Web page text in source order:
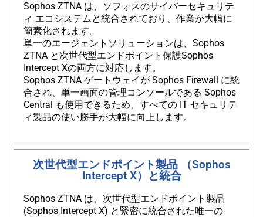
Sophos ZTNA は、ソフォスのサイバーセキュリテ
ィ エコシステムと統合されており、作業が大幅に
簡素化されます。
単一のエージェントソリューションは、Sophos
ZTNA と次世代型エンドポイント保護Sophos
Intercept Xの両方に対応します。
Sophos ZTNA ゲートウェイが Sophos Firewall に統
合され、単一画面の管理コンソールである Sophos
Central も使用できるため、すべての IT セキュリテ
ィ製品の使い勝手が大幅に向上します。
次世代型エンドポイント製品 （Sophos
Intercept X）と統合
Sophos ZTNA は、次世代型エンドポイント製品
(Sophos Intercept X) と緊密に統合された唯一の